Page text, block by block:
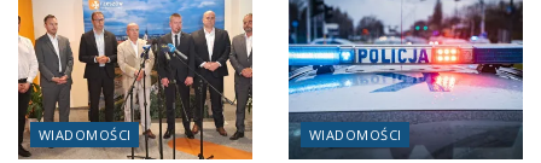
WIADOMOŚCI WIADOMOŚCI